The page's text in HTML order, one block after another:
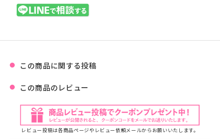
この商品に関する投稿
この商品のレビュー
レビュー投稿は各商品ページやレビュー依頼メールからお願いいたします。